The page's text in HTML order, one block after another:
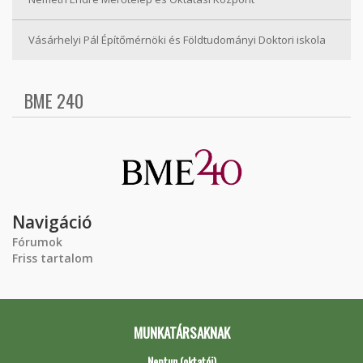
Vásárhelyi Pál Építőmérnöki és Földtudományi Doktori iskola
BME 240
Navigáció
Fórumok
Friss tartalom
MUNKATÁRSAKNAK